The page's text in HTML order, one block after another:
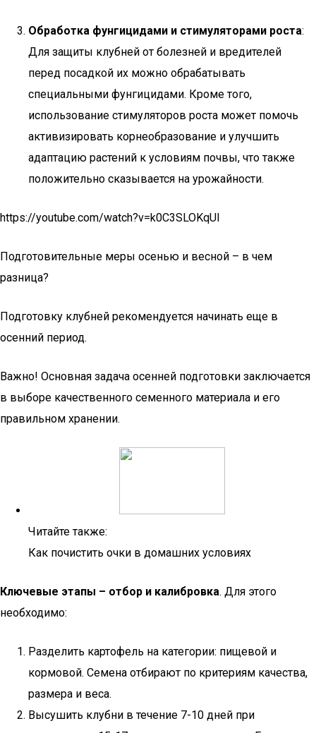
Обработка фунгицидами и стимуляторами роста:
Для защиты клубней от болезней и вредителей
перед посадкой их можно обрабатывать
специальными фунгицидами. Кроме того,
использование стимуляторов роста может помочь
активизировать корнеобразование и улучшить
адаптацию растений к условиям почвы, что также
положительно сказывается на урожайности.
https://youtube.com/watch?v=k0C3SLOKqUI
Подготовительные меры осенью и весной – в чем
разница?
Подготовку клубней рекомендуется начинать еще в
осенний период.
Важно! Основная задача осенней подготовки заключается
в выборе качественного семенного материала и его
правильном хранении.
Читайте также:
Как почистить очки в домашних условиях
Ключевые этапы – отбор и калибровка. Для этого
необходимо:
Разделить картофель на категории: пищевой и
кормовой. Семена отбирают по критериям качества,
размера и веса.
Высушить клубни в течение 7-10 дней при